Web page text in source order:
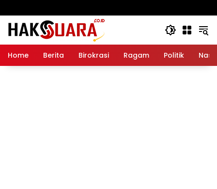
Home Berita Birokrasi Ragam Politik